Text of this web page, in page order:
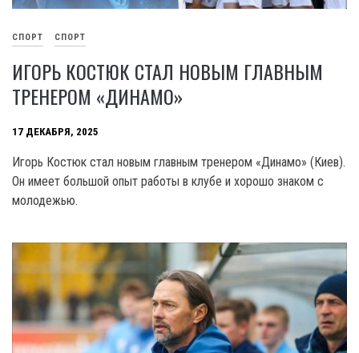
СПОРТ СПОРТ
ИГОРЬ КОСТЮК СТАЛ НОВЫМ ГЛАВНЫМ
ТРЕНЕРОМ «ДИНАМО»
17 ДЕКАБРЯ, 2025
Игорь Костюк стал новым главным тренером «Динамо» (Киев).
Он имеет большой опыт работы в клубе и хорошо знаком с
молодежью.